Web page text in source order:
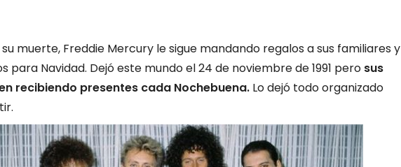
muerte, Freddie Mercury le sigue mandando regalos a sus familiares y
para Navidad. Dejó este mundo el 24 de noviembre de 1991 pero sus
recibiendo presentes cada Nochebuena. Lo dejó todo organizado